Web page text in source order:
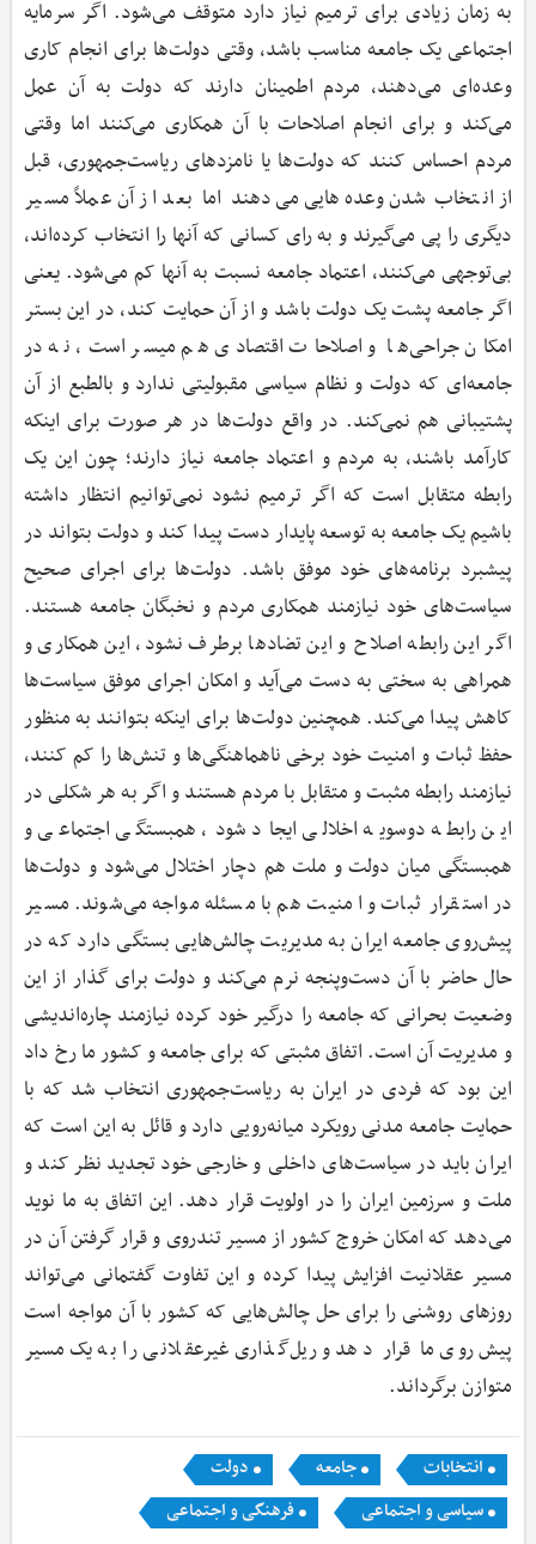
به زمان زیادی برای ترمیم نیاز دارد متوقف می‌شود. اگر سرمایه
اجتماعی یک جامعه مناسب باشد، وقتی دولت‌ها برای انجام کاری
وعده‌ای می‌دهند، مردم اطمینان دارند که دولت به آن عمل
می‌کند و برای انجام اصلاحات با آن همکاری می‌کنند اما وقتی
مردم احساس کنند که دولت‌ها یا نامزدهای ریاست‌جمهوری، قبل
از انتخاب شدن وعده‌هایی می‌دهند اما بعد از آن عملاً مسیر
دیگری را پی می‌گیرند و به رای کسانی که آنها را انتخاب کرده‌اند،
بی‌توجهی می‌کنند، اعتماد جامعه نسبت به آنها کم می‌شود. یعنی
اگر جامعه پشت یک دولت باشد و از آن حمایت کند، در این بستر
امکان جراحی‌ها و اصلاحات اقتصادی هم میسر است، نه در
جامعه‌ای که دولت و نظام سیاسی مقبولیتی ندارد و بالطبع از آن
پشتیبانی هم نمی‌کند. در واقع دولت‌ها در هر صورت برای اینکه
کارآمد باشند، به مردم و اعتماد جامعه نیاز دارند؛ چون این یک
رابطه متقابل است که اگر ترمیم نشود نمی‌توانیم انتظار داشته
باشیم یک جامعه به توسعه پایدار دست پیدا کند و دولت بتواند در
پیشبرد برنامه‌های خود موفق باشد. دولت‌ها برای اجرای صحیح
سیاست‌های خود نیازمند همکاری مردم و نخبگان جامعه هستند.
اگر این رابطه اصلاح و این تضادها برطرف نشود، این همکاری و
همراهی به سختی به دست می‌آید و امکان اجرای موفق سیاست‌ها
کاهش پیدا می‌کند. همچنین دولت‌ها برای اینکه بتوانند به منظور
حفظ ثبات و امنیت خود برخی ناهماهنگی‌ها و تنش‌ها را کم کنند،
نیازمند رابطه مثبت و متقابل با مردم هستند و اگر به هر شکلی در
این رابطه دوسویه اخلالی ایجاد شود، همبستگی اجتماعی و
همبستگی میان دولت و ملت هم دچار اختلال می‌شود و دولت‌ها
در استقرار ثبات و امنیت هم با مسئله مواجه می‌شوند. مسیر
پیش‌روی جامعه ایران به مدیریت چالش‌هایی بستگی دارد که در
حال حاضر با آن دست‌وپنجه نرم می‌کند و دولت برای گذار از این
وضعیت بحرانی که جامعه را درگیر خود کرده نیازمند چاره‌اندیشی
و مدیریت آن است. اتفاق مثبتی که برای جامعه و کشور ما رخ داد
این بود که فردی در ایران به ریاست‌جمهوری انتخاب شد که با
حمایت جامعه مدنی رویکرد میانه‌رویی دارد و قائل به این است که
ایران باید در سیاست‌های داخلی و خارجی خود تجدید نظر کند و
ملت و سرزمین ایران را در اولویت قرار دهد. این اتفاق به ما نوید
می‌دهد که امکان خروج کشور از مسیر تندروی و قرار گرفتن آن در
مسیر عقلانیت افزایش پیدا کرده و این تفاوت گفتمانی می‌تواند
روزهای روشنی را برای حل چالش‌هایی که کشور با آن مواجه است
پیش‌روی ما قرار دهد و ریل‌گذاری غیرعقلانی را به یک مسیر
متوازن برگرداند.
انتخابات جامعه
دولت
سیاسی و اجتماعی
فرهنگی و اجتماعی